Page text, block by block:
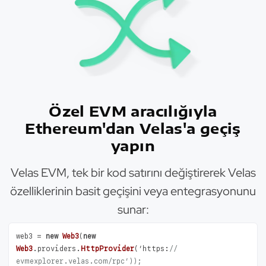
Özel EVM aracılığıyla
Ethereum'dan Velas'a geçiş
yapın
Velas EVM, tek bir kod satırını değiştirerek Velas
özelliklerinin basit geçişini veya entegrasyonunu
sunar:
web3 = new Web3( new
Web3 . providers . HttpProvider(’ https : //
evmexplorer.velas.com/rpc’));